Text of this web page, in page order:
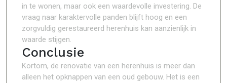
in te wonen, maar ook een waardevolle investering. De
vraag naar karaktervolle panden blijft hoog en een
zorgvuldig gerestaureerd herenhuis kan aanzienlijk in
waarde stijgen.
Conclusie
Kortom, de renovatie van een herenhuis is meer dan
alleen het opknappen van een oud gebouw. Het is een